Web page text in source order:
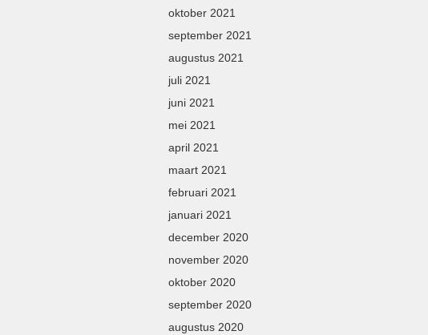
oktober 2021
september 2021
augustus 2021
juli 2021
juni 2021
mei 2021
april 2021
maart 2021
februari 2021
januari 2021
december 2020
november 2020
oktober 2020
september 2020
augustus 2020